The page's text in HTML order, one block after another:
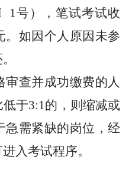
1号），笔试考试收
。如因个人原因未参
审查并成功缴费的人
低于3:1的，则缩减或
急需紧缺的岗位，经
入考试程序。